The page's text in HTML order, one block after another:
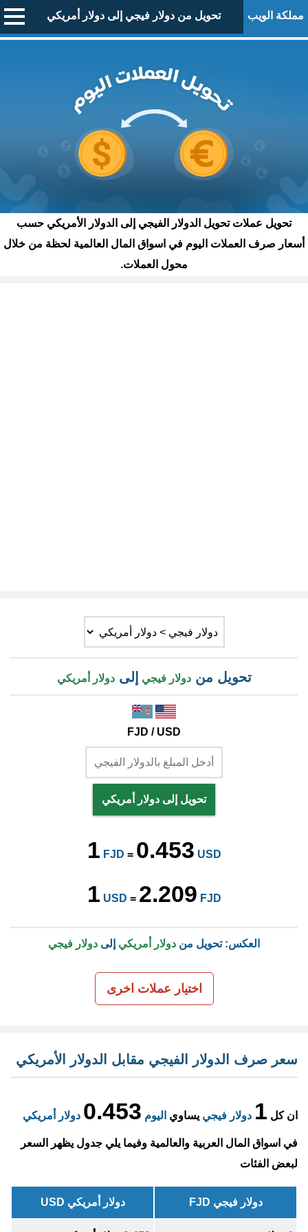
مملكة الويب تحويل من دولار فيجي إلى دولار أمريكي
تحويل عملات تحويل الدولار الفيجي إلى الدولار الأمريكي حسب
أسعار صرف العملات اليوم في اسواق المال العالمية لحظة من خلال
محول العملات.
تحويل مندولار فيجي إلىدولار أمريكي
FJD / USD
تحويل إلى دولار أمريكي
1 FJD = 0.453 USD
1 USD = 2.209 FJD
العكس: تحويل من دولار أمريكي إلى دولار فيجي
اختيار عملات اخرى
سعر صرف الدولار الفيجي مقابل الدولار الأمريكي
ان كل 1 دولار فيجي يساوي اليوم 0.453 دولار أمريكي
في اسواق المال العربية والعالمية وفيما يلي جدول يظهر السعر
لبعض الفئات
دولار فيجي FJD دولار أمريكي USD